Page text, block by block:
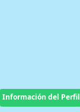
Información del Perfil